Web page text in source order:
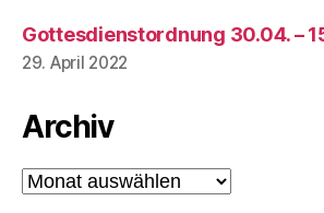
Gottesdienstordnung 30.04. –
29. April 2022
Archiv
Archiv